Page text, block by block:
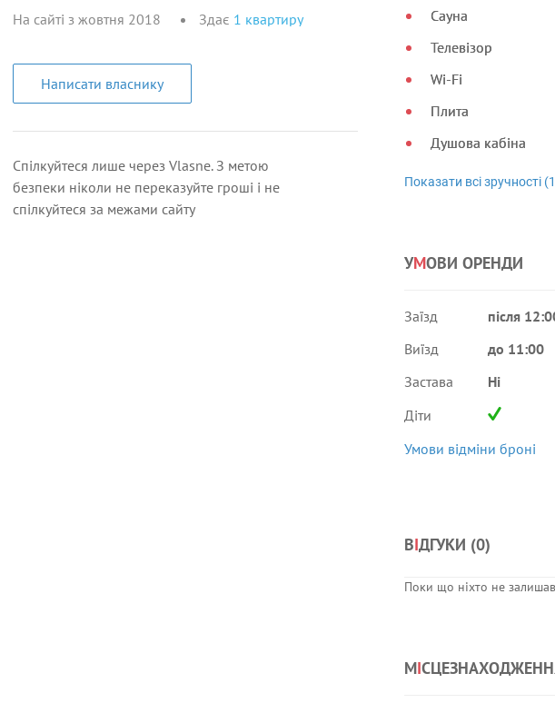
На сайті з жовтня 2018 Здає 1 квартиру
Написати власнику
Спілкуйтеся лише через Vlasne. З метою
безпеки ніколи не переказуйте гроші і не
спілкуйтеся за межами сайту
Сауна
Телевізор
Wi-Fi
Плита
Душова кабіна
УМОВИ ОРЕНДИ
Заїзд
після
Виїзд
до 11:00
Застава
Ні
Діти
Умови відміни броні
ВІДГУКИ (0)
Поки що ніхто не залишав
МІ